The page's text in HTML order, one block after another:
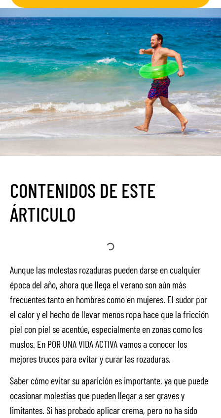
CONTENIDOS DE ESTE
ÁRTICULO
Aunque las molestas rozaduras pueden darse en cualquier
época del año, ahora que llega el verano son aún más
frecuentes tanto en hombres como en mujeres. El sudor por
el calor y el hecho de llevar menos ropa hace que la fricción
piel con piel se acentúe, especialmente en zonas como los
muslos. En POR UNA VIDA ACTIVA vamos a conocer los
mejores trucos para evitar y curar las rozaduras.
Saber cómo evitar su aparición es importante, ya que puede
ocasionar molestias que pueden llegar a ser graves y
limitantes. Si has probado aplicar crema, pero no ha sido